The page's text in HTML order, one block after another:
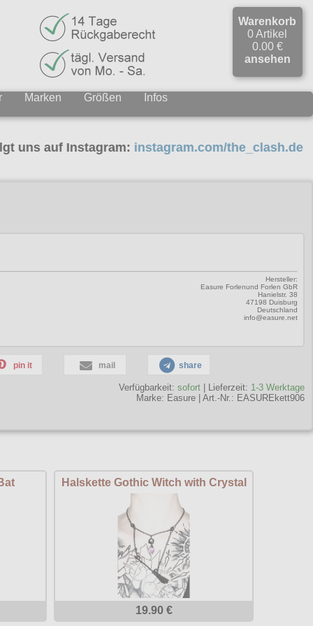
Warenkorb
0 Artikel
0.00 €
ansehen
Marken Größen Infos
auf Instagram:instagram.com/the_clash.de
Hersteller:
Easure Forlenund Forlen GbR
Hanielstr. 38
47198 Duisburg
Deutschland
info@easure.net
pin it mail share
Verfügbarkeit: sofort | Lieferzeit: 1-3 Werktage
Marke: Easure Art.-Nr.: EASUREkett906
Halskette Gothic Witch with Crystal
19.90 €